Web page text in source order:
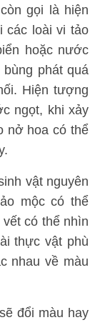
gọi là hiện
các loài vi tảo
hoặc nước
phát quá
Hiện tượng
ngọt, khi xảy
nở hoa có thể
vật nguyên
mộc có thể
có thể nhìn
thực vật phù
nhau về màu
đổi màu hay